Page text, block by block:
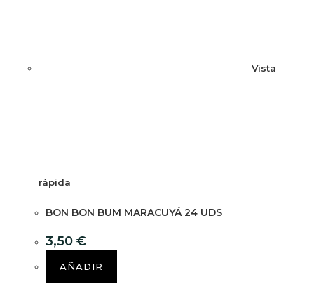
Vista
rápida
BON BON BUM MARACUYÁ 24 UDS
3,50 €
AÑADIR